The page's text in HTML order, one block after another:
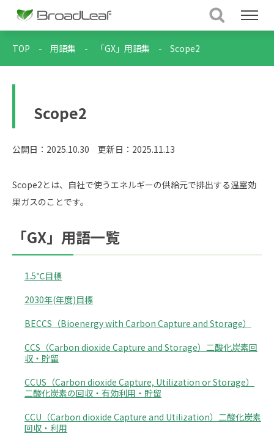
TOP - 用語集 - 「GX」用語集 - Scope2
Scope2
公開日：2025.10.30 更新日：2025.11.13
Scope2とは、自社で使うエネルギーの供給元で排出する温室効
果ガスのことです。
「GX」用語一覧
1.5℃目標
2030年(年度)目標
BECCS（Bioenergy with Carbon Capture and Storage）
CCS（Carbon dioxide Capture and Storage）二酸化炭素回
収・貯留
CCUS（Carbon dioxide Capture, Utilization or Storage）
二酸化炭素の回収・有効利用・貯留
CCU（Carbon dioxide Capture and Utilization）二酸化炭素
回収・利用